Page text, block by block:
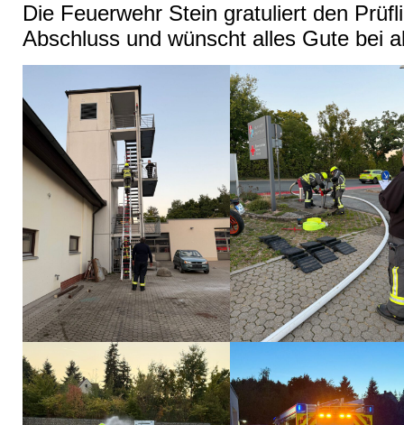
Die Feuerwehr Stein gratuliert den
Abschluss und wünscht alles Gute bei